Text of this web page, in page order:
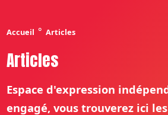
Accueil ° Articles
Articles
Espace d'expression
engagé, vous trouverez ici